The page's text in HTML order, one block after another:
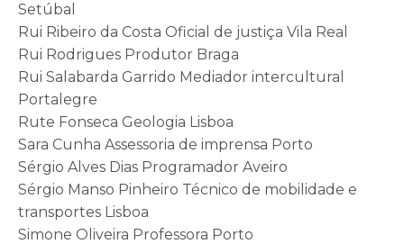
Setúbal
Rui Ribeiro da Costa Oficial de justiça Vila Real
Rui Rodrigues Produtor Braga
Rui Salabarda Garrido Mediador intercultural
Portalegre
Rute Fonseca Geologia Lisboa
Sara Cunha Assessoria de imprensa Porto
Sérgio Alves Dias Programador Aveiro
Sérgio Manso Pinheiro Técnico de mobilidade e
transportes Lisboa
Simone Oliveira Professora Porto